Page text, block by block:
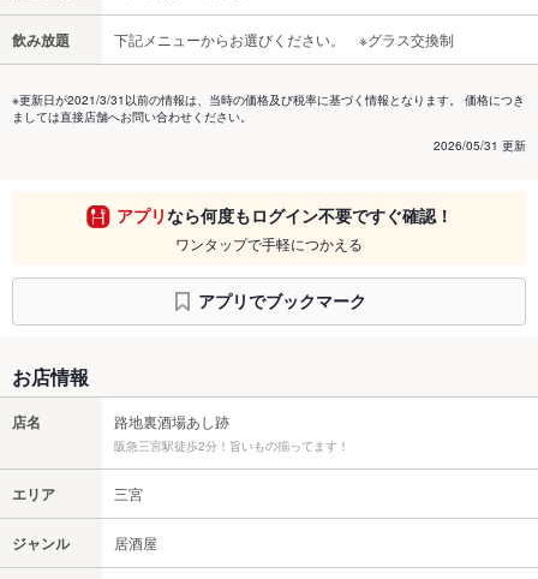
飲み放題 下記メニューからお選びください。 ※グラス交換制
※更新日が2021/3/31以前の情報は、当時の価格及び税率に基づく情報となります。 価格につき
ましては直接店舗へお問い合わせください。
2026/05/31 更新
アプリなら何度もログイン不要ですぐ確認！
ワンタップで手軽につかえる
アプリでブックマーク
お店情報
店名 路地裏酒場あし跡
阪急三宮駅徒歩2分！旨いもの揃ってます！
エリア 三宮
ジャンル 居酒屋